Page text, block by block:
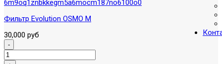
Фильтр Evolution OSMO M
30,000 руб